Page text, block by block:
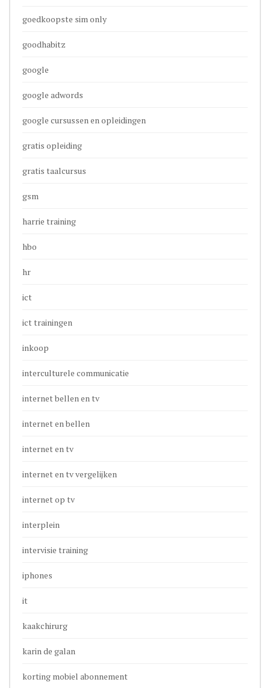
goedkoopste sim only
goodhabitz
google
google adwords
google cursussen en opleidingen
gratis opleiding
gratis taalcursus
gsm
harrie training
hbo
hr
ict
ict trainingen
inkoop
interculturele communicatie
internet bellen en tv
internet en bellen
internet en tv
internet en tv vergelijken
internet op tv
interplein
intervisie training
iphones
it
kaakchirurg
karin de galan
korting mobiel abonnement